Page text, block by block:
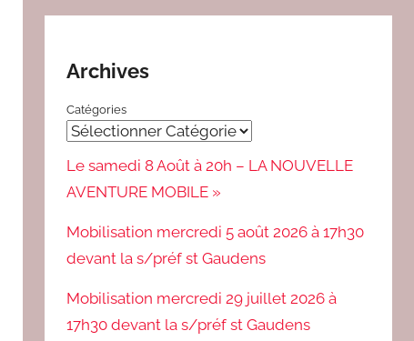
Archives
Catégories
Le samedi 8 Août à 20h – LA NOUVELLE
AVENTURE MOBILE »
Mobilisation mercredi 5 août 2026 à 17h30
devant la s/préf st Gaudens
Mobilisation mercredi 29 juillet 2026 à
17h30 devant la s/préf st Gaudens